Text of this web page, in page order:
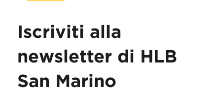
Iscriviti alla
newsletter di HLB
San Marino